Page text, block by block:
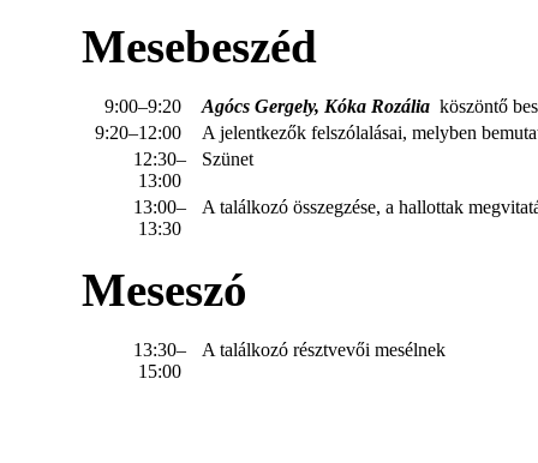
Mesebeszéd
9:00–9:20 Agócs Gergely, Kóka Rozália köszöntő
9:20–12:00
A jelentkezők felszólalásai, melyben
12:30–
13:00
Szünet
13:00–
13:30
A találkozó összegzése, a hallottak
Meseszó
13:30–
15:00
A találkozó résztvevői mesélnek